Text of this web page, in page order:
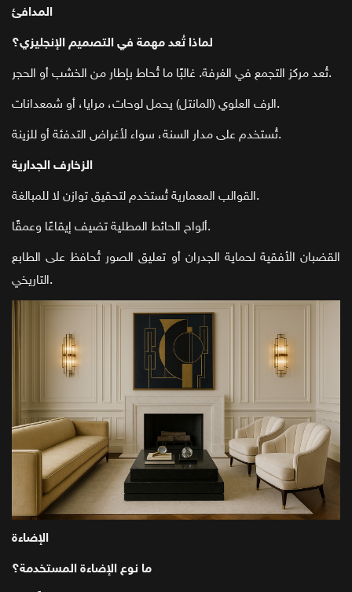
المدافئ
لماذا تُعد مهمة في التصميم الإنجليزي؟
تُعد مركز التجمع في الغرفة. غالبًا ما تُحاط بإطار من الخشب أو الحجر.
الرف العلوي (المانتل) يحمل لوحات، مرايا، أو شمعدانات.
تُستخدم على مدار السنة، سواء لأغراض التدفئة أو للزينة.
الزخارف الجدارية
القوالب المعمارية تُستخدم لتحقيق توازن لا للمبالغة.
ألواح الحائط المطلية تضيف إيقاعًا وعمقًا.
القضبان الأفقية لحماية الجدران أو تعليق الصور تُحافظ على الطابع
التاريخي.
الإضاءة
ما نوع الإضاءة المستخدمة؟